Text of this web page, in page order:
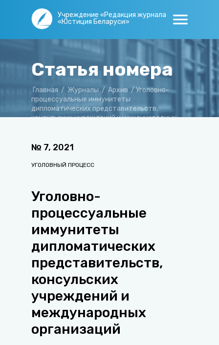
Учреждение «Редакция журнала
«Юстиция Беларуси»
Статья номера
Главная / Журналы / Архив /Уголовно-
процессуальные иммунитеты
дипломатических представительств,
консульских учреждений и международных
№ 7, 2021
УГОЛОВНЫЙ ПРОЦЕСС
Уголовно-
процессуальные
иммунитеты
дипломатических
представительств,
консульских
учреждений и
международных
организаций